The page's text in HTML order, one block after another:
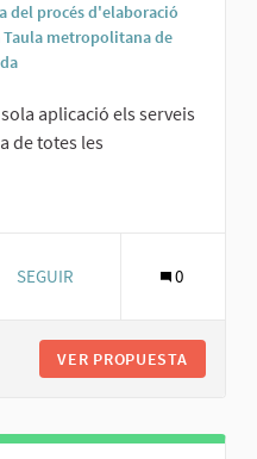
del procés d'elaboració
Taula metropolitana de
aplicació els serveis
de totes les
Transport privat
18 SEGUIDORAS
SEGUIR 0
VER PROPUESTA